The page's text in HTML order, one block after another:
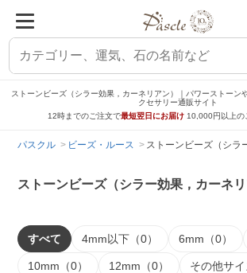
ストーンビーズ（シラー効果，カーネリアン）｜パワーストーン
クセサリー通販サイト
12時までのご注文で最短翌日にお届け 10,000円以上の
パスクル ビーズ・ルース ストーンビーズ（シラ
ストーンビーズ（シラー効果，カーネリ
すべて 4mm以下（0） 6mm（0）
10mm（0） 12mm（0） その他サイ